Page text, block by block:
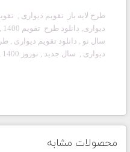
سال نو , دانلود تقویم دیواری ,
دیواری , سال جدید , نوروز 1400 ,
محصولات مشابه